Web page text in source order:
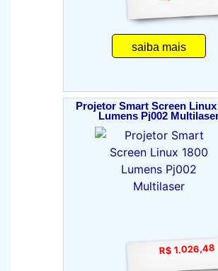
saiba mais
Projetor Smart Screen Linux
Lumens Pj002
R$ 1.026,48